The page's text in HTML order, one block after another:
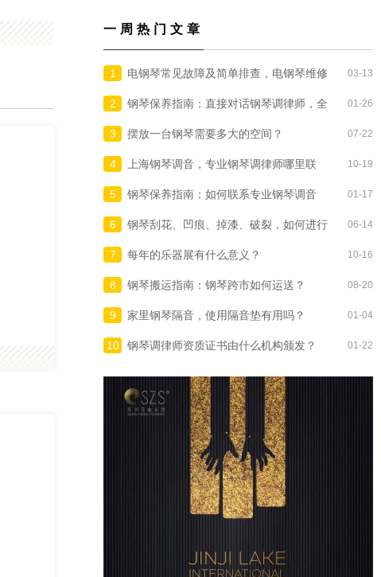
一周热门文章
1
电钢琴常见故障及简单排查，电钢琴维修
03-13
2
钢琴保养指南：直接对话钢琴调律师，全
01-26
3 摆放一台钢琴需要多大的空间？ 07-22
4
上海钢琴调音，专业钢琴调律师哪里联
10-19
5
钢琴保养指南：如何联系专业钢琴调音
01-17
6
钢琴刮花、凹痕、掉漆、破裂，如何进行
06-14
7 每年的乐器展有什么意义？ 10-16
8 钢琴搬运指南：钢琴跨市如何运送？ 08-20
9 家里钢琴隔音，使用隔音垫有用吗？ 01-04
10 钢琴调律师资质证书由什么机构颁发？ 01-22